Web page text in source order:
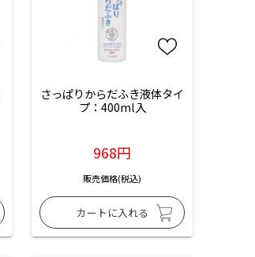
さっぱりからだふき液体タイ
プ：400ml入
968円
販売価格(税込)